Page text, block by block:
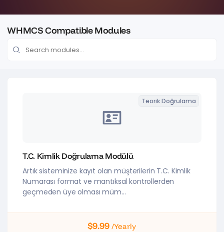
WHMCS Compatible Modules
Teorik Doğrulama
T.C. Kimlik Doğrulama Modülü
Artık sisteminize kayıt olan müşterilerin T.C. Kimlik
Numarası format ve mantıksal kontrollerden
geçmeden üye olması müm...
$9.99 /Yearly